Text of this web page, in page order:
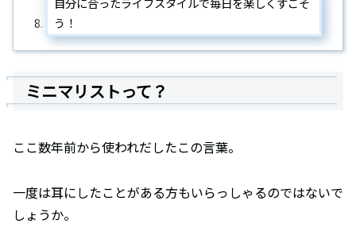
う！
ミニマリストって？
ここ数年前から使われだしたこの言葉。
一度は耳にしたことがある方もいらっしゃるのではないで
しょうか。